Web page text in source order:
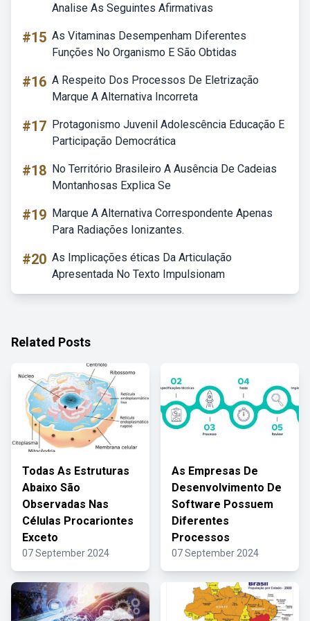
Analise As Seguintes Afirmativas
#15 As Vitaminas Desempenham Diferentes
Funções No Organismo E São Obtidas
#16 A Respeito Dos Processos De Eletrização
Marque A Alternativa Incorreta
#17 Protagonismo Juvenil Adolescência Educação E
Participação Democrática
#18 No Território Brasileiro A Ausência De Cadeias
Montanhosas Explica Se
#19 Marque A Alternativa Correspondente Apenas
Para Radiações Ionizantes.
#20 As Implicações éticas Da Articulação
Apresentada No Texto Impulsionam
Related Posts
Todas As Estruturas
Abaixo São
Observadas Nas
Células Procariontes
Exceto
07 September 2024
As Empresas De
Desenvolvimento De
Software Possuem
Diferentes
Processos
07 September 2024